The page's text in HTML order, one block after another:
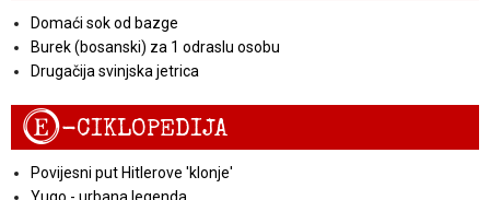
Domaći sok od bazge
Burek (bosanski) za 1 odraslu osobu
Drugačija svinjska jetrica
E-CIKLOPEDIJA
Povijesni put Hitlerove 'klonje'
Yugo - urbana legenda